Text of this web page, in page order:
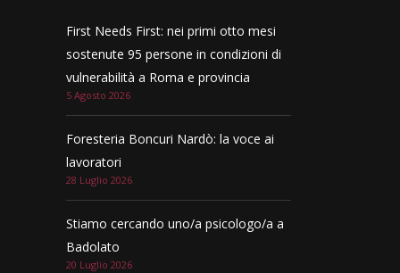
First Needs First: nei primi otto mesi
sostenute 95 persone in condizioni di
vulnerabilità a Roma e provincia
5 Agosto 2026
Foresteria Boncuri Nardò: la voce ai
lavoratori
28 Luglio 2026
Stiamo cercando uno/a psicologo/a a
Badolato
20 Luglio 2026